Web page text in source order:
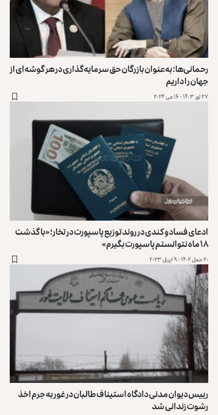
رحمانی‌ها: به‌عنوان بازرگان حق سرمایه‌گذاری در هر گوشه‌ای از
جهان را داریم
۲۷ ثور ۱۴۰۳ - ۱۶ می ۲۰۲۴
ادعای فساد و کندی در روند توزیع پاسپورت در تخار؛ «با گذشت
۱۸ ماه نتوانستم پاسپورت بگیرم»
۲۰ حمل ۱۴۰۲ - ۹ اپریل ۲۰۲۳
رییس دیوان مدنی دادگاه استیناف طالبان در غور به جرم اخذ
رشوت زندانی شد